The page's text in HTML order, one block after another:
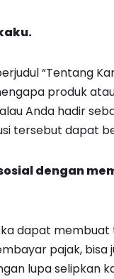
“Tentang
produk
Anda hadir
tersebut dapat
dengan
dapat membuat
pajak,
lupa selipkan